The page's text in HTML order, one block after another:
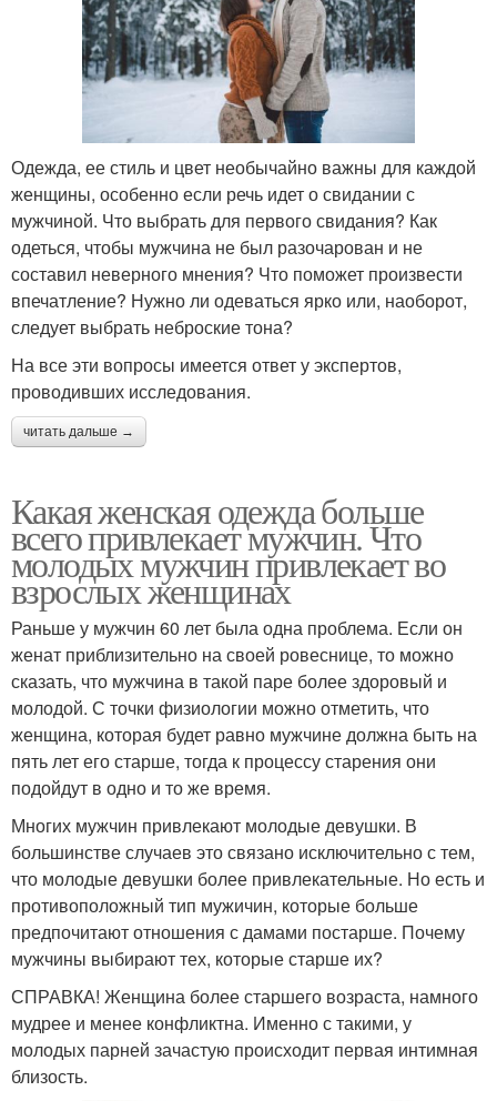
Одежда, ее стиль и цвет необычайно важны для каждой
женщины, особенно если речь идет о свидании с
мужчиной. Что выбрать для первого свидания? Как
одеться, чтобы мужчина не был разочарован и не
составил неверного мнения? Что поможет произвести
впечатление? Нужно ли одеваться ярко или, наоборот,
следует выбрать неброские тона?
На все эти вопросы имеется ответ у экспертов,
проводивших исследования.
читать дальше →
Какая женская одежда больше
всего привлекает мужчин. Что
молодых мужчин привлекает во
взрослых женщинах
Раньше у мужчин 60 лет была одна проблема. Если он
женат приблизительно на своей ровеснице, то можно
сказать, что мужчина в такой паре более здоровый и
молодой. С точки физиологии можно отметить, что
женщина, которая будет равно мужчине должна быть на
пять лет его старше, тогда к процессу старения они
подойдут в одно и то же время.
Многих мужчин привлекают молодые девушки. В
большинстве случаев это связано исключительно с тем,
что молодые девушки более привлекательные. Но есть и
противоположный тип мужичин, которые больше
предпочитают отношения с дамами постарше. Почему
мужчины выбирают тех, которые старше их?
СПРАВКА! Женщина более старшего возраста, намного
мудрее и менее конфликтна. Именно с такими, у
молодых парней зачастую происходит первая интимная
близость.